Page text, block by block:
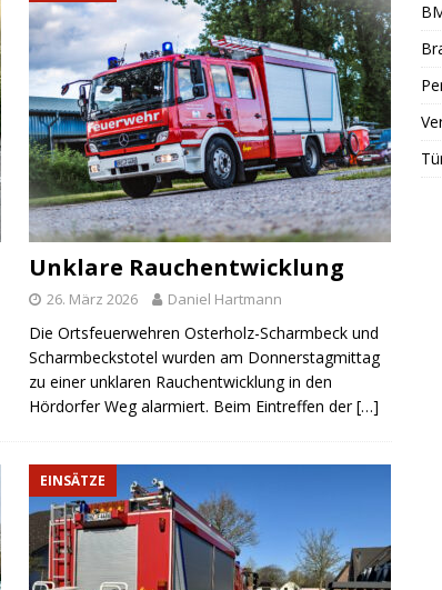
Unklare Rauchentwicklung
26. März 2026 Daniel Hartmann
Die Ortsfeuerwehren Osterholz-Scharmbeck und
Scharmbeckstotel wurden am Donnerstagmittag
zu einer unklaren Rauchentwicklung in den
Hördorfer Weg alarmiert. Beim Eintreffen der[…]
EINSÄTZE